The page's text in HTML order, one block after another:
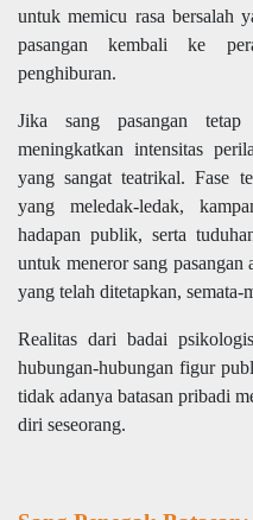
untuk memicu rasa bersalah
pasangan kembali ke
penghiburan.
Jika sang pasangan
meningkatkan intensitas
yang sangat teatrikal. Fase
yang meledak-ledak,
hadapan publik, serta
untuk meneror sang pasangan
yang telah ditetapkan, semata-
Realitas dari badai
hubungan-hubungan figur
tidak adanya batasan pribadi
diri seseorang.